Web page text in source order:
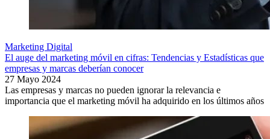
Marketing Digital
El auge del marketing móvil en cifras: Tendencias y Estadísticas que
empresas y marcas deberían conocer
27 Mayo 2024
Las empresas y marcas no pueden ignorar la relevancia e
importancia que el marketing móvil ha adquirido en los últimos años